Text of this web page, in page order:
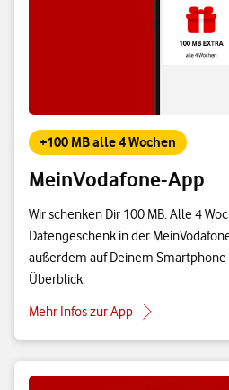
+100 MB alle 4 Wochen
MeinVodafone-App
Wir schenken Dir 100 MB. Alle 4
Datengeschenk in der
außerdem auf Deinem
Überblick.
Mehr Infos zur App